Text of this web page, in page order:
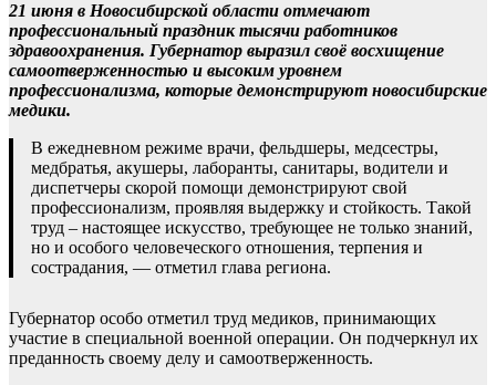
21 июня в Новосибирской области отмечают
профессиональный праздник тысячи работников
здравоохранения. Губернатор выразил своё восхищение
самоотверженностью и высоким уровнем
профессионализма, которые демонстрируют новосибирские
медики.
В ежедневном режиме врачи, фельдшеры, медсестры,
медбратья, акушеры, лаборанты, санитары, водители и
диспетчеры скорой помощи демонстрируют свой
профессионализм, проявляя выдержку и стойкость. Такой
труд – настоящее искусство, требующее не только знаний,
но и особого человеческого отношения, терпения и
сострадания, — отметил глава региона.
Губернатор особо отметил труд медиков, принимающих
участие в специальной военной операции. Он подчеркнул их
преданность своему делу и самоотверженность.